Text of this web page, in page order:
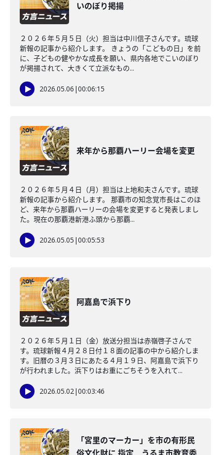
いのぼり掲揚
２０２６年５月５日（火）担当は中川信子さんです。琉球
新報の記事から紹介します。 きょうの「こどもの日」を前
に、子どもの健やかな成長を願い、県内各地でこいのぼり
が掲揚されて、大きくて立派なもの...
2026.05.06 |00:06:15
来年から那覇ハーリー会場を変更
２０２６年５月４日（月）担当は上地和夫さんです。琉球
新報の記事から紹介します。 那覇市の知念覚市長はこのほ
ど、来年から那覇ハーリーの会場を変更すると発表しまし
た。現在の那覇港新港ふ頭から那覇...
2026.05.05 |00:05:53
阿嘉島で浜下り
２０２６年５月１日（金）放送分担当は赤嶺啓子さんで
す。琉球新報４月２８日付１８面の記事の中から紹介しま
す。旧暦の３月３日にあたる４月１９日、阿嘉島で浜下り
が行われました。浜下りはお重にごちそうを入れて...
2026.05.02|00:03:46
「宮里のマーカー」を市の有形民